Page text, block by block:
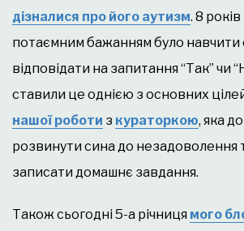
дізналися про його аутизм. 8
потаємним бажанням було навчити
відповідати на запитання “Так” чи
ставили це однією з основних
нашої роботи з кураторкою, яка
розвинути сина до незадоволення
записати домашнє завдання.
Також сьогодні 5-а річниця мого